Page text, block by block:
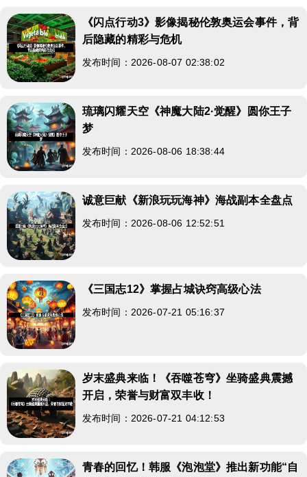
《闪点行动3》影像揭秘伦敦奥运会事件，背
后隐藏的精彩与危机
发布时间：2026-08-07 02:38:02
琉璃闪耀天空《神魔大陆2·觉醒》圆你王子
梦
发布时间：2026-08-06 18:38:44
诚意巨献《新浪玩玩海神》海战副本全盘点
发布时间：2026-08-06 12:52:51
《三国志12》掌握占城诀窍高级心法
发布时间：2026-07-21 05:16:37
岁末盛典来临！《吞噬苍穹》坐骑盛典震撼
开启，荣誉与财富双丰收！
发布时间：2026-07-21 04:12:53
青春的回忆！韩服《泡泡堂》推出新功能“自